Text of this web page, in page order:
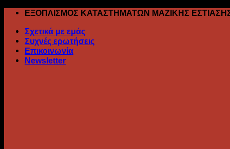
Skip
content
ΕΞΟΠΛΙΣΜΟΣ ΚΑΤΑΣΤΗΜΑΤΩΝ ΜΑΖΙΚΗΣ
Σχετικά με εμάς
Συχνές ερωτήσεις
Επικοινωνία
Newsletter